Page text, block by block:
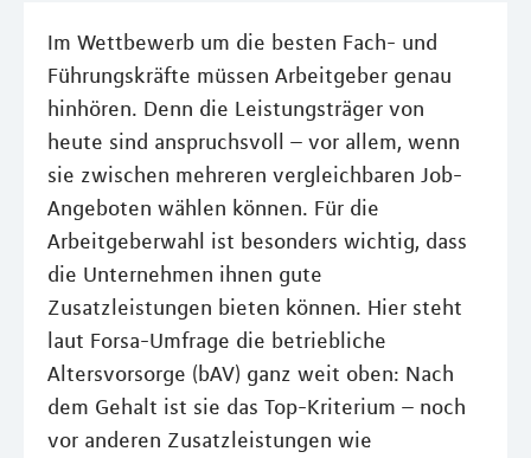
Im Wettbewerb um die besten Fach- und
Führungskräfte müssen Arbeitgeber genau
hinhören. Denn die Leistungsträger von
heute sind anspruchsvoll – vor allem, wenn
sie zwischen mehreren vergleichbaren Job-
Angeboten wählen können. Für die
Arbeitgeberwahl ist besonders wichtig, dass
die Unternehmen ihnen gute
Zusatzleistungen bieten können. Hier steht
laut Forsa-Umfrage die betriebliche
Altersvorsorge (bAV) ganz weit oben: Nach
dem Gehalt ist sie das Top-Kriterium – noch
vor anderen Zusatzleistungen wie